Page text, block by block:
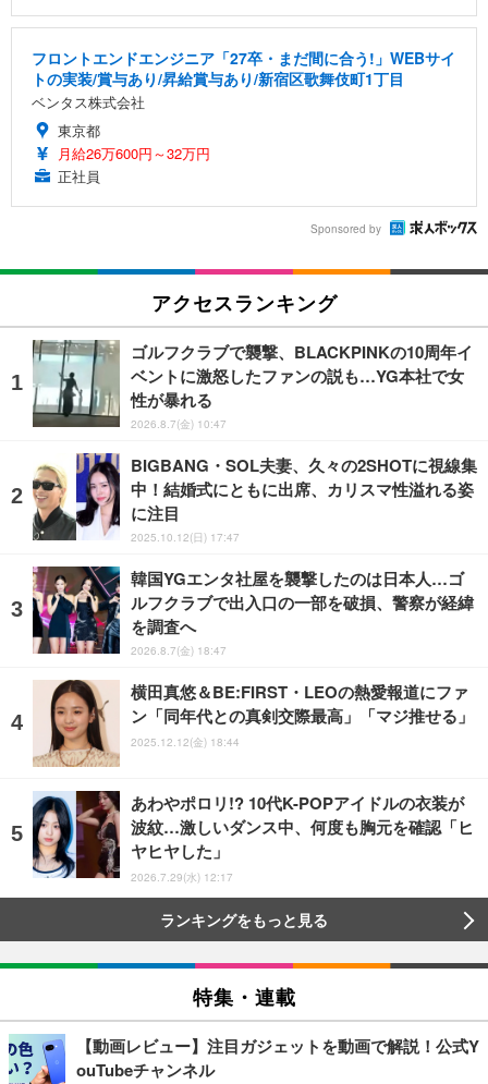
フロントエンドエンジニア「27卒・まだ間に合う!」WEBサイ
トの実装/賞与あり/昇給賞与あり/新宿区歌舞伎町1丁目
ベンタス株式会社
東京都
月給26万600円～32万円
正社員
Sponsored by
アクセスランキング
ゴルフクラブで襲撃、BLACKPINKの10周年イ
ベントに激怒したファンの説も…YG本社で女
性が暴れる
2026.8.7(金) 10:47
BIGBANG・SOL夫妻、久々の2SHOTに視線集
中！結婚式にともに出席、カリスマ性溢れる姿
に注目
2025.10.12(日) 17:47
韓国YGエンタ社屋を襲撃したのは日本人…ゴ
ルフクラブで出入口の一部を破損、警察が経緯
を調査へ
2026.8.7(金) 18:47
横田真悠＆BE:FIRST・LEOの熱愛報道にファ
ン「同年代との真剣交際最高」「マジ推せる」
2025.12.12(金) 18:44
あわやポロリ!? 10代K-POPアイドルの衣装が
波紋…激しいダンス中、何度も胸元を確認「ヒ
ヤヒヤした」
2026.7.29(水) 12:17
ランキングをもっと見る
特集・連載
【動画レビュー】注目ガジェットを動画で解説！公式Y
ouTubeチャンネル